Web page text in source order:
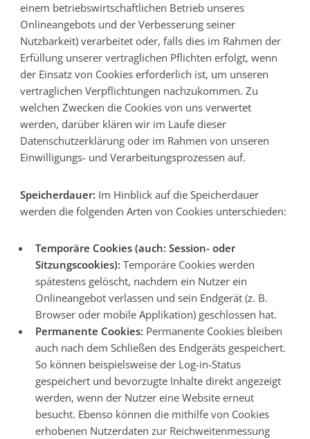
einem betriebswirtschaftlichen Betrieb unseres
Onlineangebots und der Verbesserung seiner
Nutzbarkeit) verarbeitet oder, falls dies im Rahmen der
Erfüllung unserer vertraglichen Pflichten erfolgt, wenn
der Einsatz von Cookies erforderlich ist, um unseren
vertraglichen Verpflichtungen nachzukommen. Zu
welchen Zwecken die Cookies von uns verwertet
werden, darüber klären wir im Laufe dieser
Datenschutzerklärung oder im Rahmen von unseren
Einwilligungs- und Verarbeitungsprozessen auf.
Speicherdauer: Im Hinblick auf die Speicherdauer
werden die folgenden Arten von Cookies unterschieden:
Temporäre Cookies (auch: Session- oder
Sitzungscookies): Temporäre Cookies werden
spätestens gelöscht, nachdem ein Nutzer ein
Onlineangebot verlassen und sein Endgerät (z. B.
Browser oder mobile Applikation) geschlossen hat.
Permanente Cookies: Permanente Cookies bleiben
auch nach dem Schließen des Endgeräts gespeichert.
So können beispielsweise der Log-in-Status
gespeichert und bevorzugte Inhalte direkt angezeigt
werden, wenn der Nutzer eine Website erneut
besucht. Ebenso können die mithilfe von Cookies
erhobenen Nutzerdaten zur Reichweitenmessung